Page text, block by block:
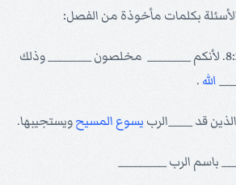
بكلمات مأخوذة من الفصل:
6 - استنادا إلى أفسس 8:2. لأنكم _________ مخلصون _________ وذلك
الله .
قد _____الرب يسوع المسيحويستجيبها.